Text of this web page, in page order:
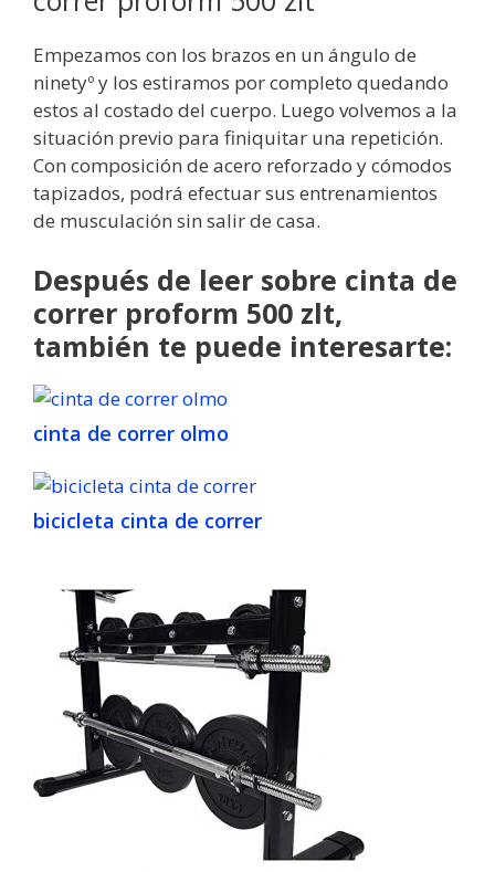
Empezamos con los brazos en un ángulo de
ninetyº y los estiramos por completo quedando
estos al costado del cuerpo. Luego volvemos a la
situación previo para finiquitar una repetición.
Con composición de acero reforzado y cómodos
tapizados, podrá efectuar sus entrenamientos
de musculación sin salir de casa.
Después de leer sobre cinta de
correr proform 500 zlt,
también te puede interesarte:
cinta de correr olmo
bicicleta cinta de correr